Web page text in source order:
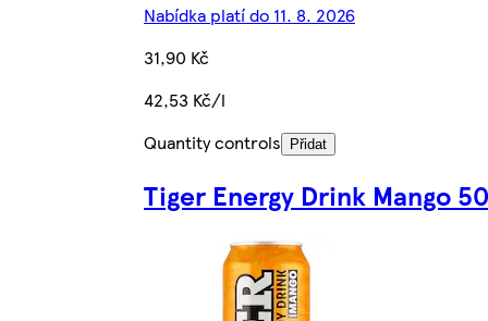
Nabídka platí do 11. 8. 2026
31,90 Kč
42,53 Kč/l
Quantity controls
Přidat
Tiger Energy Drink Mango